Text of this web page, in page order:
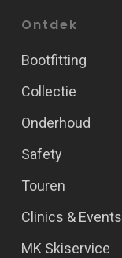
Ontdek
Bootfitting
Collectie
Onderhoud
Safety
Touren
Clinics & Events
MK Skiservice